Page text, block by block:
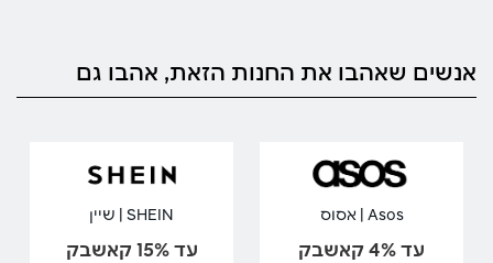
אנשים שאהבו את החנות הזאת, אהבו גם
Asos | אסוס
עד 4% קאשבק
SHEIN | שיין
עד 15% קאשבק